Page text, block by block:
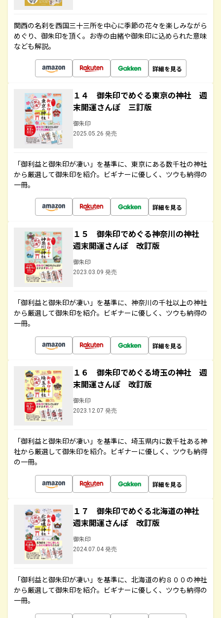
関西の名刹を西国三十三所を中心に季節の花々を楽しみながら
めぐり、御朱印を頂く。お寺の由緒や御朱印に込められた意味
なども解説。
詳細を見る
１４ 御朱印でめぐる東京の神社 週
末開運さんぽ 三訂版
御朱印
2025.05.26 発売
「御利益と御朱印が凄い」を基準に、東京にある数千社の神社
から厳選して御朱印を紹介。ビギナーに優しく、ツウも納得の
一冊。
詳細を見る
１５ 御朱印でめぐる神奈川の神社
週末開運さんぽ 改訂版
御朱印
2023.03.09 発売
「御利益と御朱印が凄い」を基準に、神奈川の千社以上の神社
から厳選して御朱印を紹介。ビギナーに優しく、ツウも納得の
一冊。
詳細を見る
１６ 御朱印でめぐる埼玉の神社 週
末開運さんぽ 改訂版
御朱印
2023.12.07 発売
「御利益と御朱印が凄い」を基準に、埼玉県内に数千社ある神
社から厳選して御朱印を紹介。ビギナーに優しく、ツウも納得
の一冊。
詳細を見る
１７ 御朱印でめぐる北海道の神社
週末開運さんぽ 改訂版
御朱印
2024.07.04 発売
「御利益と御朱印が凄い」を基準に、北海道の約８００の神社
から厳選して御朱印を紹介。ビギナーに優しく、ツウも納得の
一冊。